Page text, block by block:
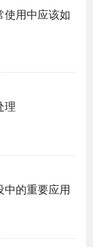
使用中应该如
理
中的重要应用